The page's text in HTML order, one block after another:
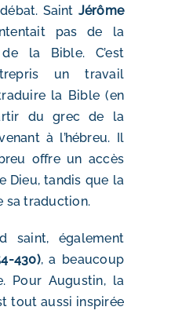
Saint Jérôme
pas de la
la Bible. C’est
un travail
la Bible (en
du grec de la
à l’hébreu. Il
offre un accès
Dieu, tandis que la
sa traduction.
saint, également
430), a beaucoup
Pour Augustin, la
tout aussi inspirée